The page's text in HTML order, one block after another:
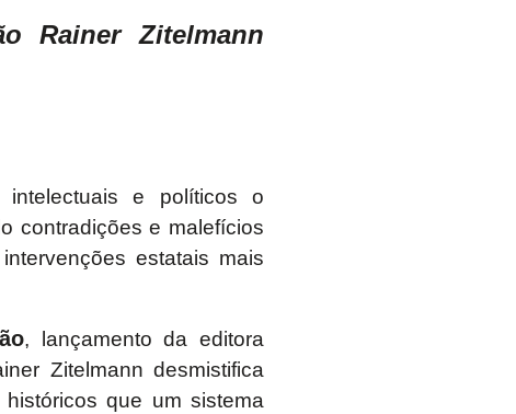
Rainer Zitelmann
e políticos o
contradições e malefícios
estatais mais
, lançamento da editora
Zitelmann desmistifica
que um sistema